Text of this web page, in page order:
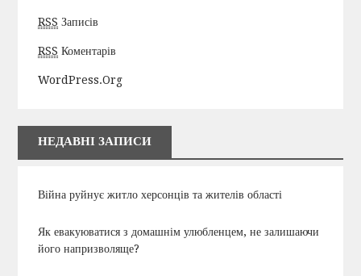
RSS Записів
RSS Коментарів
WordPress.org
НЕДАВНІ ЗАПИСИ
Війна руйнує житло херсонців та жителів області
Як евакуюватися з домашнім улюбленцем, не залишаючи
його напризволяще?